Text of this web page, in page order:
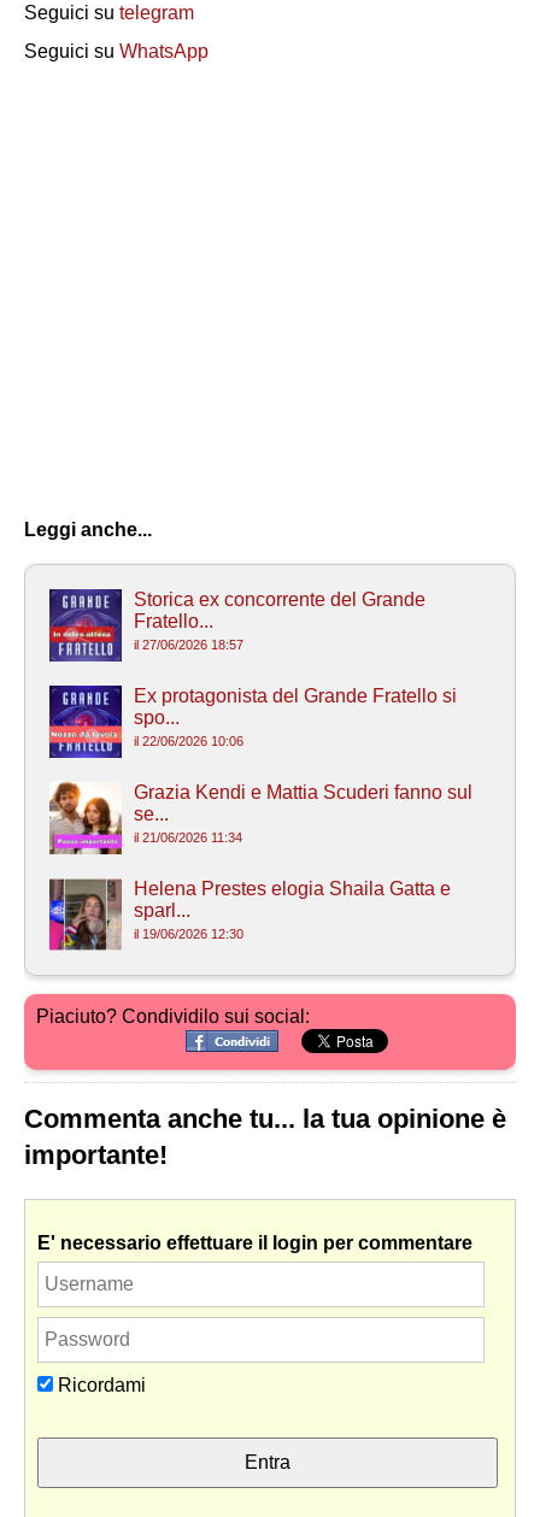
Seguici su telegram
Seguici su WhatsApp
Leggi anche...
Storica ex concorrente del Grande
Fratello...
il 27/06/2026 18:57
Ex protagonista del Grande Fratello si
spo...
il 22/06/2026 10:06
Grazia Kendi e Mattia Scuderi fanno sul
se...
il 21/06/2026 11:34
Helena Prestes elogia Shaila Gatta e
sparl...
il 19/06/2026 12:30
Piaciuto? Condividilo sui social:
Commenta anche tu... la tua opinione è
importante!
E' necessario effettuare il login per commentare
Ricordami